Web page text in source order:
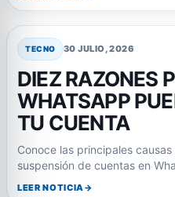
TECNO 30 JULIO, 2026
DIEZ RAZONES
WHATSAPP
TU CUENTA
Conoce las principales
suspensión de cuentas en
LEER NOTICIA